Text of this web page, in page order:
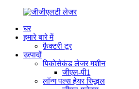
घर
हमारे बारे में
फ़ैक्टरी टूर
उत्पादों
पिकोसेकंड लेजर मशीन
जीएल-पी1
लॉन्ग पल्स हेयर रिमूवल